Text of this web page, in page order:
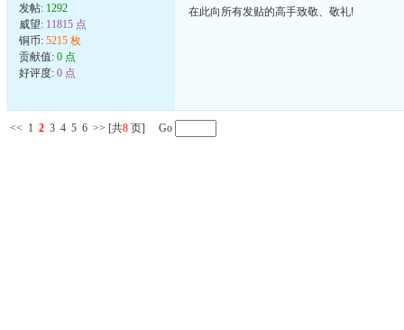
发帖: 1292
威望: 11815 点
铜币: 5215 枚
贡献值: 0 点
好评度: 0 点
在此向所有发贴的高手致敬、敬礼!
<< 1 2 3 4 5 6 >> [共8 页] Go